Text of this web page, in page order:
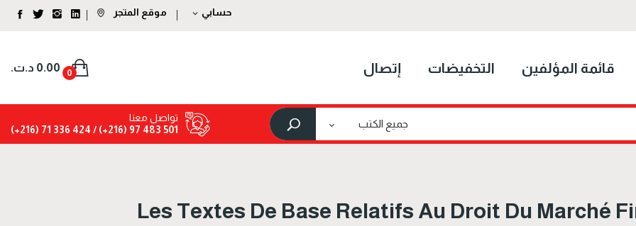
حسابي expand_more موقع المتجر
قائمة المؤلفين التخفيضات إتصال 0 0.00 د.ت.‏
تواصل معنا
501 483 97 (216+) /
424 336 71 (216+)
Les Textes De Base Relatifs Au Droit Du Marché